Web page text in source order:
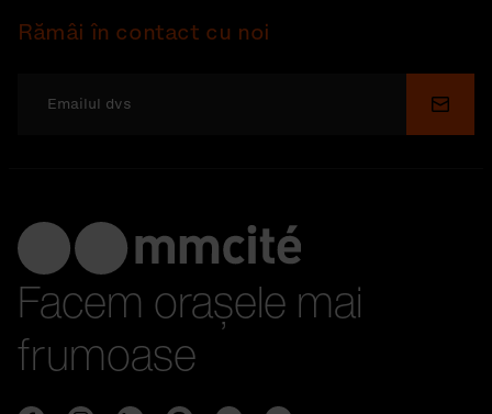
Rămâi în contact cu noi
Facem orașele mai
frumoase